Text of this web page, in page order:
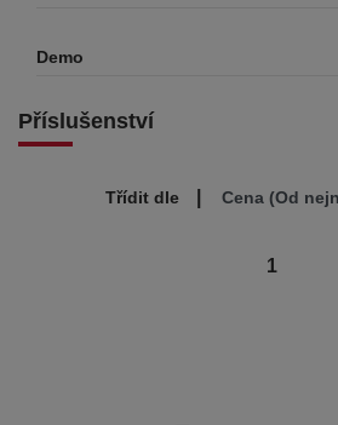
Demo
Příslušenství
Třídit dle
1